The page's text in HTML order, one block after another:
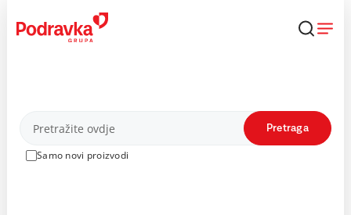
content
Proizvodi
Samo novi proizvodi
Pretraga